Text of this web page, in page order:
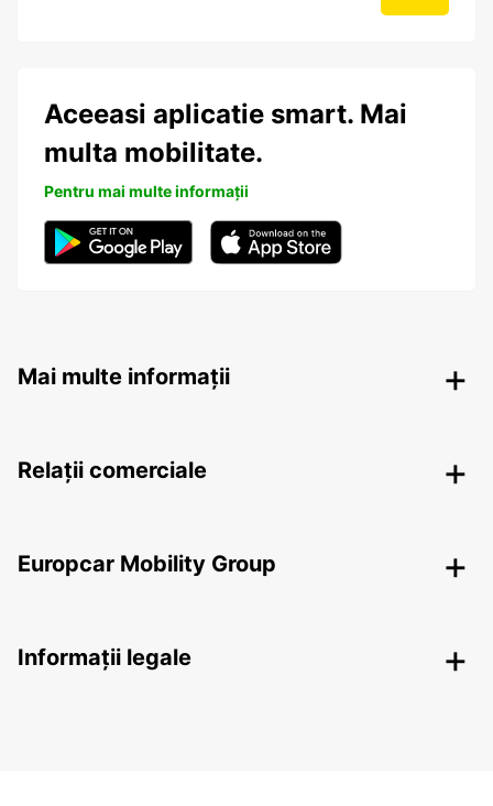
Aceeasi aplicatie smart. Mai
multa mobilitate.
Pentru mai multe informații
Mai multe informații
Relații comerciale
Europcar Mobility Group
Informații legale